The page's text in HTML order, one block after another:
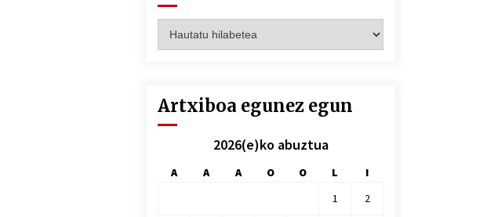
hilez
Artxiboa egunez egun
2026(e)ko abuztua
A A A O O L
I
1
2